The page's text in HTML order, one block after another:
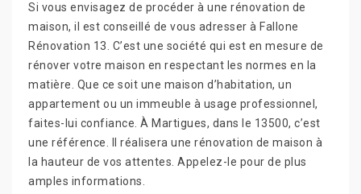
Si vous envisagez de procéder à une rénovation de
maison, il est conseillé de vous adresser à Fallone
Rénovation 13. C’est une société qui est en mesure de
rénover votre maison en respectant les normes en la
matière. Que ce soit une maison d’habitation, un
appartement ou un immeuble à usage professionnel,
faites-lui confiance. À Martigues, dans le 13500, c’est
une référence. Il réalisera une rénovation de maison à
la hauteur de vos attentes. Appelez-le pour de plus
amples informations.